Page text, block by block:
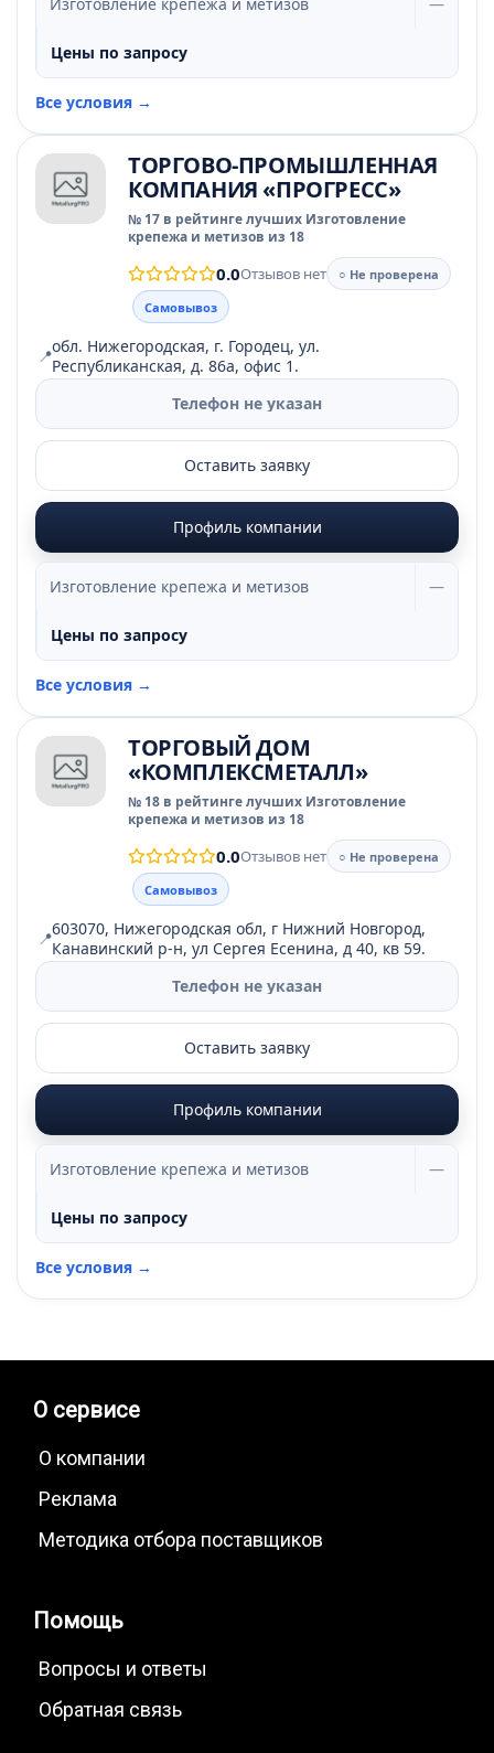
Цены по запросу
Все условия →
ТОРГОВО-ПРОМЫШЛЕННАЯ
КОМПАНИЯ «ПРОГРЕСС»
№ 17 в рейтинге лучших Изготовление
крепежа и метизов из 18
0.0Отзывов нет
○ Не проверена
Самовывоз
📍обл. Нижегородская, г. Городец, ул.
Республиканская, д. 86а, офис 1.
Телефон не указан
Оставить заявку
Профиль компании
Изготовление крепежа и метизов —
Цены по запросу
Все условия →
ТОРГОВЫЙ ДОМ
«КОМПЛЕКСМЕТАЛЛ»
№ 18 в рейтинге лучших Изготовление
крепежа и метизов из 18
0.0Отзывов нет
○ Не проверена
Самовывоз
📍603070, Нижегородская обл, г Нижний Новгород,
Канавинский р-н, ул Сергея Есенина, д 40, кв 59.
Телефон не указан
Оставить заявку
Профиль компании
Изготовление крепежа и метизов —
Цены по запросу
Все условия →
О сервисе
О компании
Реклама
Методика отбора поставщиков
Помощь
Вопросы и ответы
Обратная связь